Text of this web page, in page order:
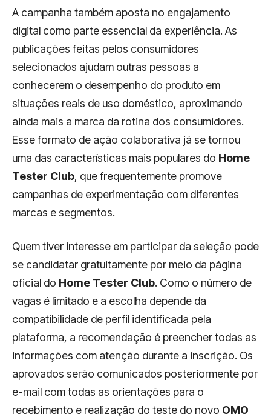
A campanha também aposta no engajamento
digital como parte essencial da experiência. As
publicações feitas pelos consumidores
selecionados ajudam outras pessoas a
conhecerem o desempenho do produto em
situações reais de uso doméstico, aproximando
ainda mais a marca da rotina dos consumidores.
Esse formato de ação colaborativa já se tornou
uma das características mais populares do Home
Tester Club, que frequentemente promove
campanhas de experimentação com diferentes
marcas e segmentos.
Quem tiver interesse em participar da seleção pode
se candidatar gratuitamente por meio da página
oficial do Home Tester Club. Como o número de
vagas é limitado e a escolha depende da
compatibilidade de perfil identificada pela
plataforma, a recomendação é preencher todas as
informações com atenção durante a inscrição. Os
aprovados serão comunicados posteriormente por
e-mail com todas as orientações para o
recebimento e realização do teste do novo OMO